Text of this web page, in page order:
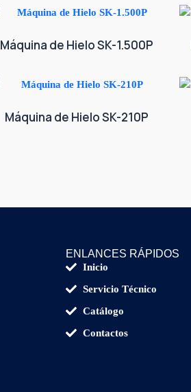
Máquina de Hielo SK-1.500P
Máquina de Hielo SK-210P
ENLANCES RÁPIDOS
Inicio
Servicio Técnico
Catálogo
Contactos